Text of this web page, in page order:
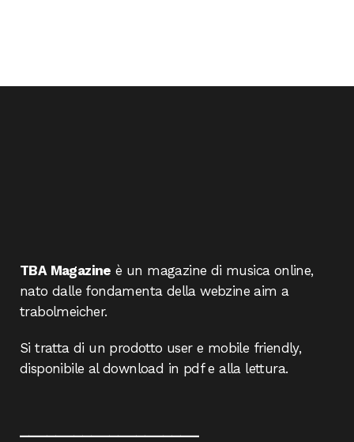
TBA Magazine è un magazine di musica online,
nato dalle fondamenta della webzine aim a
trabolmeicher.
Si tratta di un prodotto user e mobile friendly,
disponibile al download in pdf e alla lettura.